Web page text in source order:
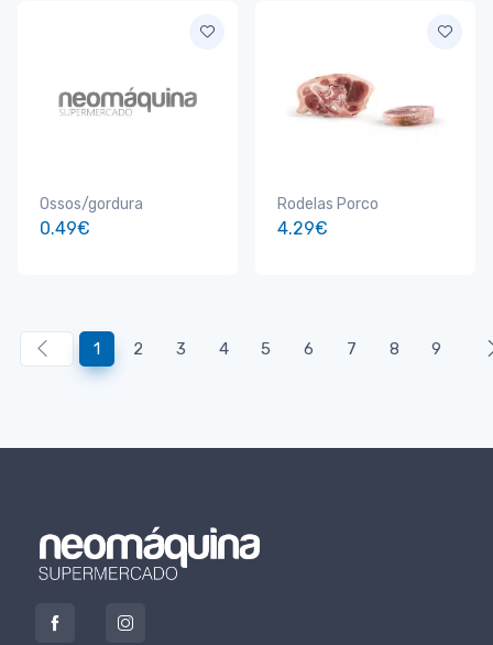
Ossos/gordura
0.49€
Rodelas Porco
4.29€
1 2 3 4 5 6 7 8 9